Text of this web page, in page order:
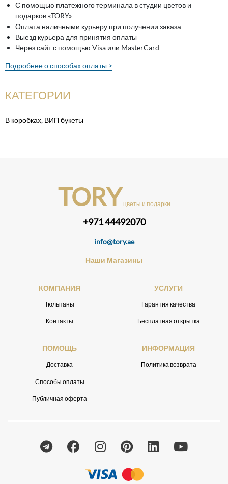
С помощью платежного терминала в студии цветов и
подарков «TORY»
Оплата наличными курьеру при получении заказа
Выезд курьера для принятия оплаты
Через сайт с помощью Visa или MasterCard
Подробнее о способах оплаты >
КАТЕГОРИИ
В коробках, ВИП букеты
TORY цветы и подарки
+971 44492070
info@tory.ae
Наши Магазины
КОМПАНИЯ
Тюльпаны
Контакты
УСЛУГИ
Гарантия качества
Бесплатная открытка
ПОМОЩЬ
Доставка
Способы оплаты
Публичная оферта
ИНФОРМАЦИЯ
Политика возврата